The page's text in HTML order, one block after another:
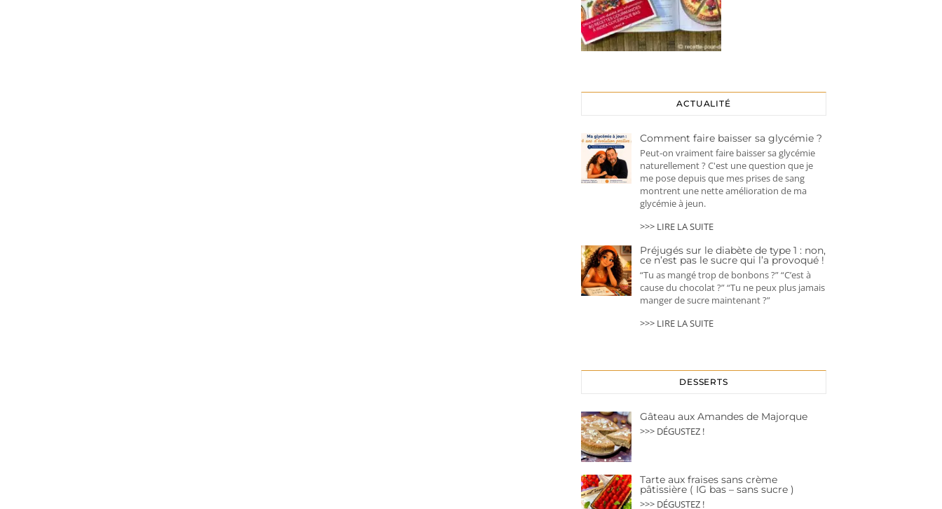
ACTUALITÉ
Comment faire baisser sa glycémie ?
Peut-on vraiment faire baisser sa glycémie
naturellement ? C'est une question que je
me pose depuis que mes prises de sang
montrent une nette amélioration de ma
glycémie à jeun.
>>> LIRE LA SUITE
Préjugés sur le diabète de type 1 : non,
ce n’est pas le sucre qui l’a provoqué !
“Tu as mangé trop de bonbons ?” “C’est à
cause du chocolat ?” “Tu ne peux plus jamais
manger de sucre maintenant ?”
>>> LIRE LA SUITE
DESSERTS
Gâteau aux Amandes de Majorque
>>> DÉGUSTEZ !
Tarte aux fraises sans crème
pâtissière ( IG bas – sans sucre )
>>> DÉGUSTEZ !